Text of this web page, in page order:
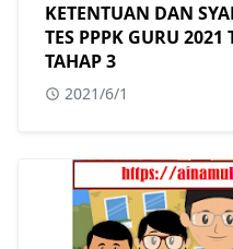
KETENTUAN DAN
TES PPPK GURU
TAHAP 3
2021/6/1